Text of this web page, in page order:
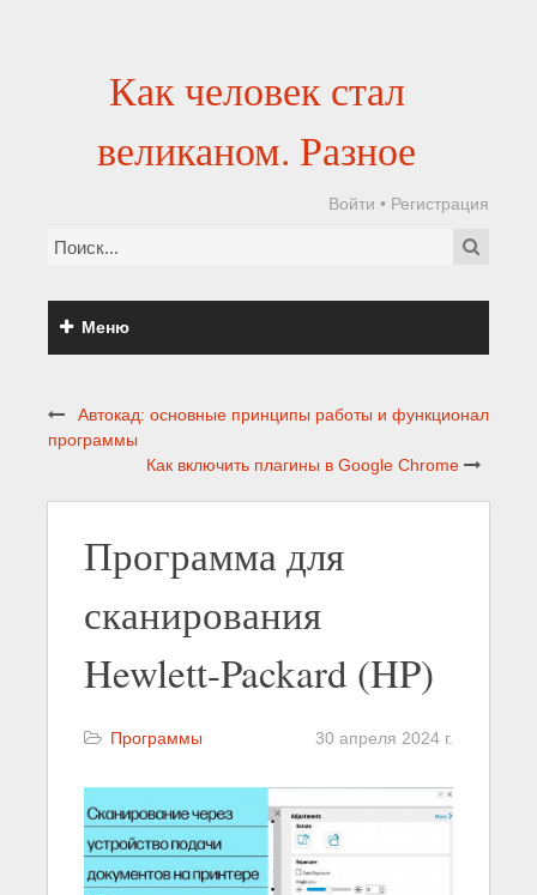
Как человек стал
великаном. Разное
Войти • Регистрация
Меню
Автокад: основные принципы работы и функционал
программы
Как включить плагины в Google Chrome
Программа для
сканирования
Hewlett-Packard (HP)
Программы 30 апреля 2024 г.